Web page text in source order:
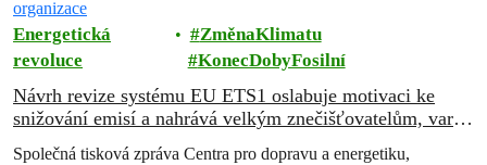
Energetická
revoluce
ZměnaKlimatu
KonecDobyFosilní
Návrh revize systému EU ETS1 oslabuje motivaci ke
snižování emisí a nahrává velkým znečišťovatelům, varují
ekologické organizace
Společná tisková zpráva Centra pro dopravu a energetiku,